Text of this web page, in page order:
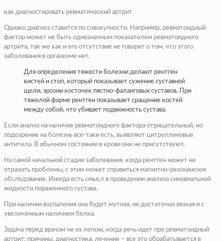
как диагностировать ревматический артрит
Однако диагноз ставится по совокупности. Например, ревматоидный
фактор может не быть однозначным показателем ревматоидного
артрита, так же как и его отсутствие не говорит о том, что этого
заболевания в организме нет.
Для определения тяжести болезни делают рентген
кистей и стоп, который показывает сужение суставной
щели, эрозии косточек пястно-фаланговых суставов. При
тяжелой форме рентген показывает сращение костей
между собой, что убивает подвижность сустава.
Если анализ на наличие ревматоидного фактора отрицательный, но
подозрение на болезнь все-таки есть, выявляют цитруллиновые
антитела. В обычном состоянии в крови они не присутствуют.
На самой начальной стадии заболевания, когда рентген может не
отразить проблемы, с этим может справиться магнитно-резонансное
обследование. Иногда есть смысл в проведении анализа синовиальной
жидкости пораженного сустава.
При наличии воспаления она будет мутная, не достаточно вязкая и с
увеличенным наличием белка.
Задача перед врачом не из легких, когда речь идет про ревматоидный
артрит: причины, диагностика, лечение – все это обрабатывается в